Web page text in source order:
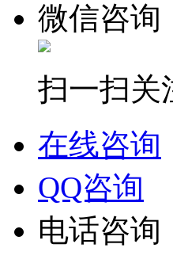
微信咨询
扫一扫关
在线咨询
QQ咨询
电话咨询